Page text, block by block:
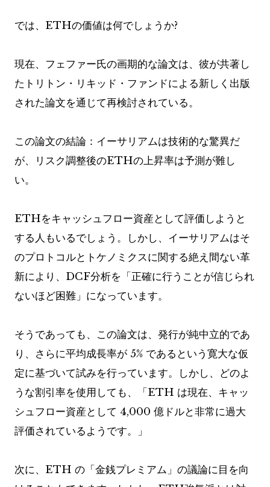
では、ETHの価値は何でしょうか?
現在、フェファー氏の画期的な論文は、彼が共著し
たトリトン・リキッド・ファンドによる新しく出版
された論文を通じて再検討されている。
この論文の結論：イーサリアムは技術的な驚異だ
が、リスク調整後のETHの上昇率は予測が難し
い。
ETHをキャッシュフロー資産として評価しようと
する人もいるでしょう。しかし、イーサリアムはそ
のプロトコルとトケノミクスに関する絶え間ない革
新により、DCF分析を「正確に行うことが信じられ
ないほど困難」になっています。
そうであっても、この論文は、発行が純中立的であ
り、さらに平均成長率が 5% であるという寛大な仮
定に基づいて試みを行っています。しかし、どのよ
うな割引率を使用しても、「ETH は現在、キャッ
シュフロー資産として 4,000 億ドルと非常に過大
評価されているようです。」
次に、ETH の「金銭プレミアム」の議論に目を向